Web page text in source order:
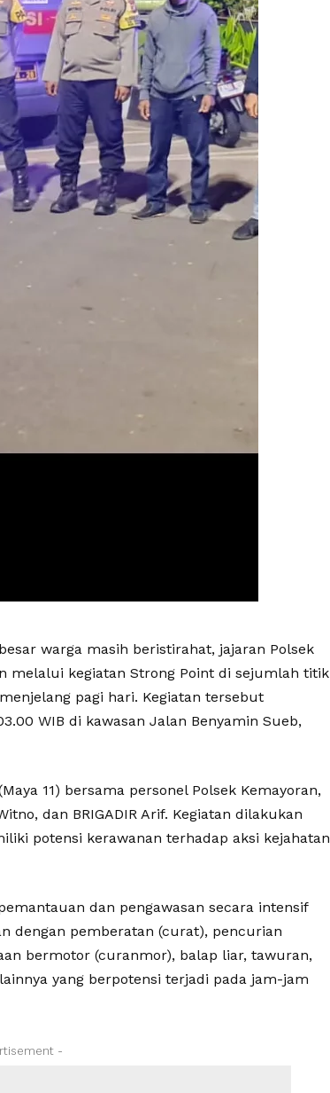
warga masih beristirahat, jajaran Polsek
melalui kegiatan Strong Point di sejumlah titik
pagi hari. Kegiatan tersebut
WIB di kawasan Jalan Benyamin Sueb,
11) bersama personel Polsek Kemayoran,
dan BRIGADIR Arif. Kegiatan dilakukan
potensi kerawanan terhadap aksi kejahatan
dan pengawasan secara intensif
dengan pemberatan (curat), pencurian
bermotor (curanmor), balap liar, tawuran,
yang berpotensi terjadi pada jam-jam
-